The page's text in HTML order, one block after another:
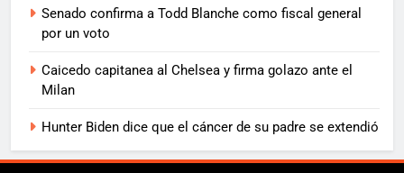
Senado confirma a Todd Blanche como fiscal general
por un voto
Caicedo capitanea al Chelsea y firma golazo ante el
Milan
Hunter Biden dice que el cáncer de su padre se extendió